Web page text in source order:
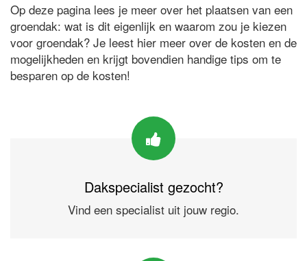
Op deze pagina lees je meer over het plaatsen van een
groendak: wat is dit eigenlijk en waarom zou je kiezen
voor groendak? Je leest hier meer over de kosten en de
mogelijkheden en krijgt bovendien handige tips om te
besparen op de kosten!
Dakspecialist gezocht?
Vind een specialist uit jouw regio.